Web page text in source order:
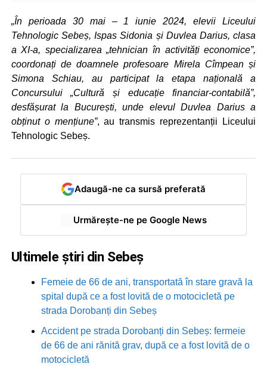
„În perioada 30 mai – 1 iunie 2024, elevii Liceului
Tehnologic Sebeș, Ispas Sidonia și Duvlea Darius, clasa
a XI-a, specializarea „tehnician în activități economice”,
coordonați de doamnele profesoare Mirela Cîmpean și
Simona Schiau, au participat la etapa națională a
Concursului „Cultură și educație financiar-contabilă”,
desfășurat la București, unde elevul Duvlea Darius a
obținut o mențiune”, au transmis reprezentanții Liceului
Tehnologic Sebeș.
Adaugă-ne ca sursă preferată
Urmărește-ne pe Google News
Ultimele știri din Sebeș
Femeie de 66 de ani, transportată în stare gravă la
spital după ce a fost lovită de o motocicletă pe
strada Dorobanți din Sebeș
Accident pe strada Dorobanți din Sebeș: fermeie
de 66 de ani rănită grav, după ce a fost lovită de o
motocicletă